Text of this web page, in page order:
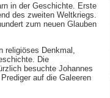
in der Geschichte. Erste
des zweiten Weltkriegs.
zum neuen Glauben
Denkmal,
Die
besuchte Johannes
auf die Galeeren